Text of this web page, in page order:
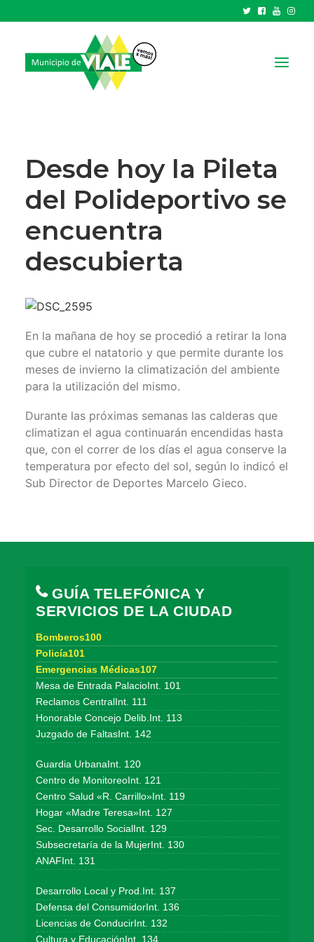
HCD
TRÁMITES Y SERVICIOS
CIUDAD
PARQUE INDUSTRIAL
Desde hoy la Pileta
del Polideportivo se
encuentra
descubierta
En la mañana de hoy se procedió a retirar la lona
que cubre el natatorio y que permite durante los
meses de invierno la climatización del ambiente
para la utilización del mismo.
Durante las próximas semanas las calderas que
climatizan el agua continuarán encendidas hasta
que, con el correr de los días el agua conserve la
temperatura por efecto del sol, según lo indicó el
Sub Director de Deportes Marcelo Gieco.
GUÍA TELEFÓNICA Y
SERVICIOS DE LA CIUDAD
Bomberos100
Policía101
Emergencias Médicas107
Mesa de Entrada PalacioInt. 101
Reclamos CentralInt. 111
Honorable Concejo Delib.Int. 113
Juzgado de FaltasInt. 142
Guardia UrbanaInt. 120
Centro de MonitoreoInt. 121
Centro Salud «R. Carrillo»Int. 119
Hogar «Madre Teresa»Int. 127
Sec. Desarrollo SocialInt. 129
Subsecretaría de la MujerInt. 130
ANAFInt. 131
Desarrollo Local y Prod.Int. 137
Defensa del ConsumidorInt. 136
Licencias de ConducirInt. 132
Cultura y EducaciónInt. 134